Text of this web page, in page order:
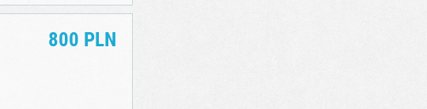
800 PLN